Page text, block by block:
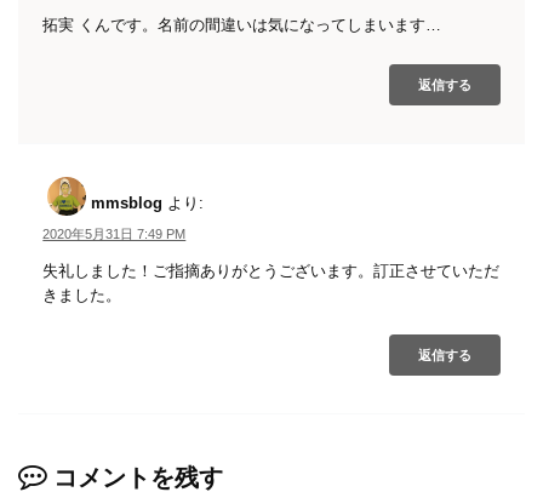
拓実 くんです。名前の間違いは気になってしまいます…
返信する
mmsblog より:
2020年5月31日 7:49 PM
失礼しました！ご指摘ありがとうございます。訂正させていただ
きました。
返信する
コメントを残す